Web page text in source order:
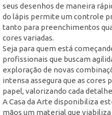
seus desenhos de maneira
do lápis permite um controle
tanto para preenchimentos
cores variadas.
Seja para quem está
profissionais que buscam
exploração de novas
intensa assegura que as cores
papel, valorizando cada
A Casa da Arte disponibiliza
mãos um material que